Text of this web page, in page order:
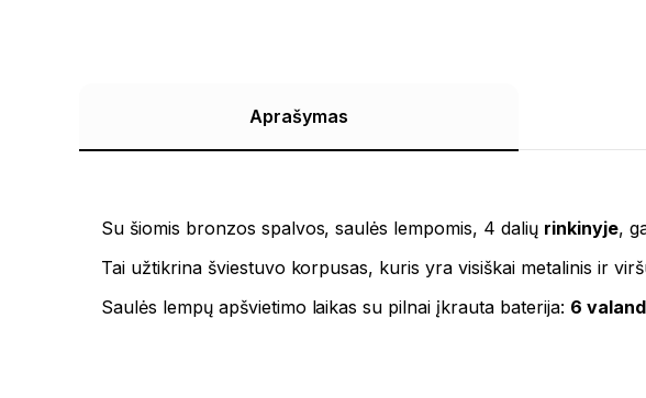
Aprašymas
Su šiomis bronzos spalvos, saulės lempomis, 4 dalių rinkinyje,
Tai užtikrina šviestuvo korpusas, kuris yra visiškai metalinis ir
Saulės lempų apšvietimo laikas su pilnai įkrauta baterija: 6